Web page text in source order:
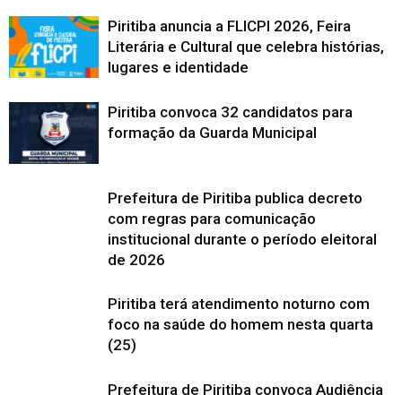
Piritiba anuncia a FLICPI 2026, Feira
Literária e Cultural que celebra histórias,
lugares e identidade
Piritiba convoca 32 candidatos para
formação da Guarda Municipal
Prefeitura de Piritiba publica decreto
com regras para comunicação
institucional durante o período eleitoral
de 2026
Piritiba terá atendimento noturno com
foco na saúde do homem nesta quarta
(25)
Prefeitura de Piritiba convoca Audiência